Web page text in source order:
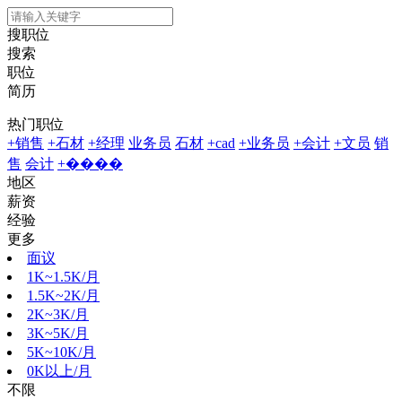
搜职位
搜索
职位
简历
热门职位
+销售 +石材 +经理 业务员 石材 +cad +业务员 +会计 +文员 销
售 会计 +����
地区
薪资
经验
更多
面议
1K~1.5K/月
1.5K~2K/月
2K~3K/月
3K~5K/月
5K~10K/月
0K以上/月
不限